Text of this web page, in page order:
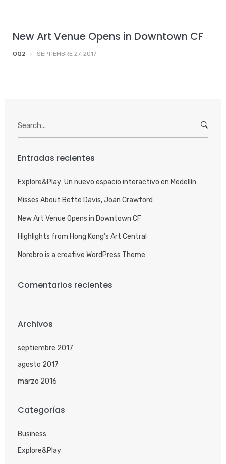
New Art Venue Opens in Downtown CF
OQ2 - SEPTIEMBRE 27, 2017
Entradas recientes
Explore&Play: Un nuevo espacio interactivo en Medellín
Misses About Bette Davis, Joan Crawford
New Art Venue Opens in Downtown CF
Highlights from Hong Kong’s Art Central
Norebro is a creative WordPress Theme
Comentarios recientes
Archivos
septiembre 2017
agosto 2017
marzo 2016
Categorías
Business
Explore&Play